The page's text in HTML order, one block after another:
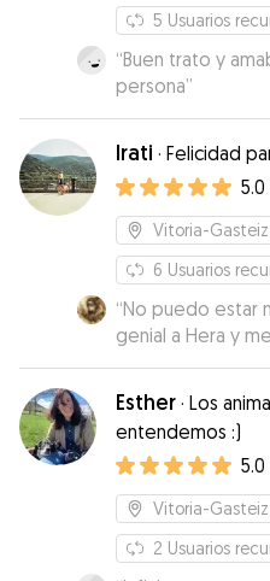
5 Usuarios
“Buen trato y
persona”
Irati · Felicidad
5.0
Vitoria-Gasteiz
6 Usuarios
“No puedo estar
genial a Hera y
fotos y vídeos
semanas se
Esther · Los
entendemos :)
5.0
Vitoria-Gasteiz
2 Usuarios